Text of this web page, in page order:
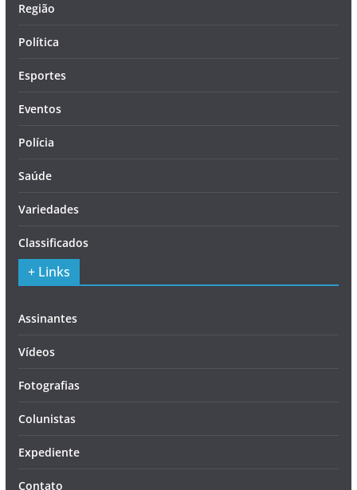
Região
Política
Esportes
Eventos
Polícia
Saúde
Variedades
Classificados
+ Links
Assinantes
Vídeos
Fotografias
Colunistas
Expediente
Contato